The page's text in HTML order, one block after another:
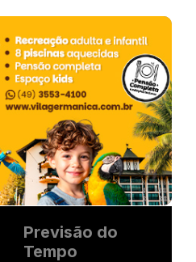
Previsão do
Tempo